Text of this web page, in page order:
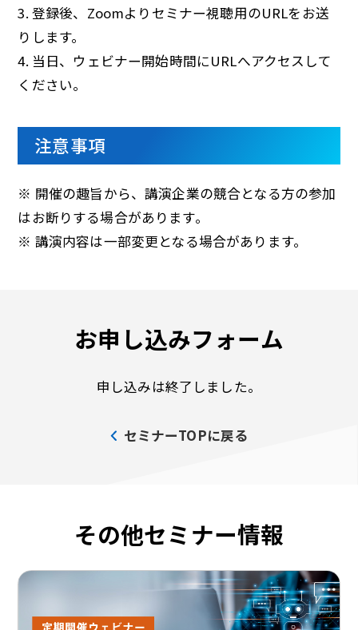
3. 登録後、Zoomよりセミナー視聴用のURLをお送
りします。
4. 当日、ウェビナー開始時間にURLへアクセスして
ください。
注意事項
※ 開催の趣旨から、講演企業の競合となる方の参加
はお断りする場合があります。
※ 講演内容は一部変更となる場合があります。
お申し込みフォーム
申し込みは終了しました。
セミナーTOPに戻る
その他セミナー情報